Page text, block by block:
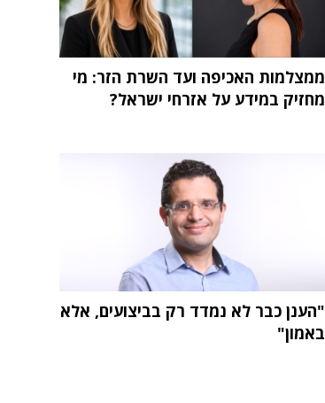
ממצלמות האכיפה ועד השרת הזר: מי
מחזיק במידע על אזרחי ישראל?
"הענן כבר לא נמדד רק בביצועים, אלא
באמון"